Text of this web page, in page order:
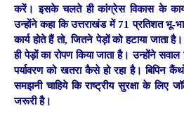
करें। इसके चलते ही कांग्रेस विकास के
उन्होंने कहा कि उत्तराखंड में 71 प्रतिशत भू-
कार्य होते हैं तो, जितने पेड़ों को हटाया
ही पेड़ों का रोपण किया जाता है। उन्होंने
पर्यावरण को खतरा कैसे हो रहा है। बिपिन
समझनी चाहिये कि राष्ट्रीय सुरक्षा के लिए
जरूरी है।